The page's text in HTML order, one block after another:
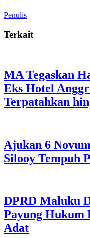
Penulis
Terkait
MA Tegaskan
Eks Hotel
Terpatahkan
Ajukan 6
Silooy Tempuh
DPRD Maluku
Payung Hukum
Adat